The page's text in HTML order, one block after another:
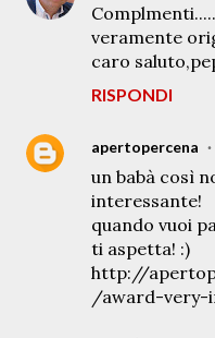
veramente
caro
RISPONDI
apertopercena
un babà così
interessante!
quando vuoi
ti aspetta! :)
http://
/award-very-